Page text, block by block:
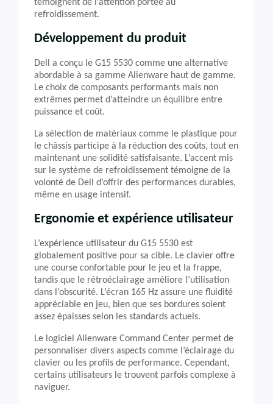
témoignent de l’attention portée au
refroidissement.
Développement du produit
Dell a conçu le G15 5530 comme une alternative
abordable à sa gamme Alienware haut de gamme.
Le choix de composants performants mais non
extrêmes permet d’atteindre un équilibre entre
puissance et coût.
La sélection de matériaux comme le plastique pour
le châssis participe à la réduction des coûts, tout en
maintenant une solidité satisfaisante. L’accent mis
sur le système de refroidissement témoigne de la
volonté de Dell d’offrir des performances durables,
même en usage intensif.
Ergonomie et expérience utilisateur
L’expérience utilisateur du G15 5530 est
globalement positive pour sa cible. Le clavier offre
une course confortable pour le jeu et la frappe,
tandis que le rétroéclairage améliore l’utilisation
dans l’obscurité. L’écran 165 Hz assure une fluidité
appréciable en jeu, bien que ses bordures soient
assez épaisses selon les standards actuels.
Le logiciel Alienware Command Center permet de
personnaliser divers aspects comme l’éclairage du
clavier ou les profils de performance. Cependant,
certains utilisateurs le trouvent parfois complexe à
naviguer.